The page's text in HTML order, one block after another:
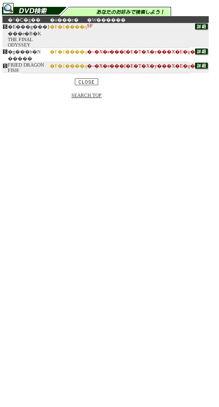
�^�C�g�� �o���ғ�
�W������
�E���g���}
���e�B�K
THE FINAL
ODYSSEY
�F�{����qSF
�g���b�N
�����
�F�{����q�~�X�e���[�E�T�X�y���X�E�ƍ�
FRIED DRAGON
FISH
�F�{����q�~�X�e���[�E�T�X�y���X�E�ƍ�
SEARCH TOP